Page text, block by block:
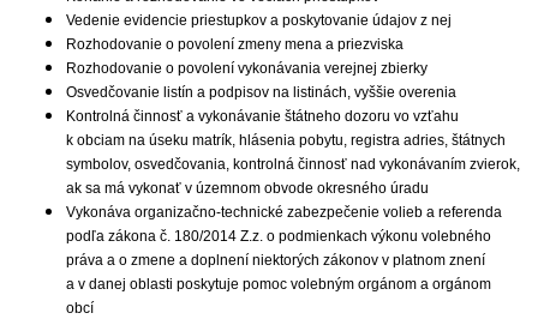
Vedenie evidencie priestupkov a poskytovanie údajov z nej
Rozhodovanie o povolení zmeny mena a priezviska
Rozhodovanie o povolení vykonávania verejnej zbierky
Osvedčovanie listín a podpisov na listinách, vyššie overenia
Kontrolná činnosť a vykonávanie štátneho dozoru vo vzťahu
k obciam na úseku matrík, hlásenia pobytu, registra adries, štátnych
symbolov, osvedčovania, kontrolná činnosť nad vykonávaním zvierok,
ak sa má vykonať v územnom obvode okresného úradu
Vykonáva organizačno-technické zabezpečenie volieb a referenda
podľa zákona č. 180/2014 Z.z. o podmienkach výkonu volebného
práva a o zmene a doplnení niektorých zákonov v platnom znení
a v danej oblasti poskytuje pomoc volebným orgánom a orgánom
obcí